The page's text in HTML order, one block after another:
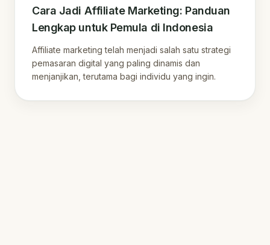
Cara Jadi Affiliate Marketing: Panduan
Lengkap untuk Pemula di Indonesia
Affiliate marketing telah menjadi salah satu strategi
pemasaran digital yang paling dinamis dan
menjanjikan, terutama bagi individu yang ingin.